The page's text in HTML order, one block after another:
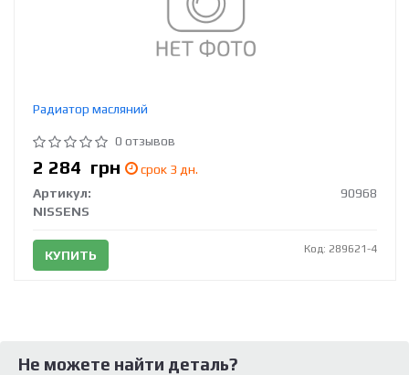
Радиатор масляний
0 отзывов
2 284 грн
срок 3 дн.
Артикул:
90968
NISSENS
КУПИТЬ Код: 289621-4
Не можете найти деталь?